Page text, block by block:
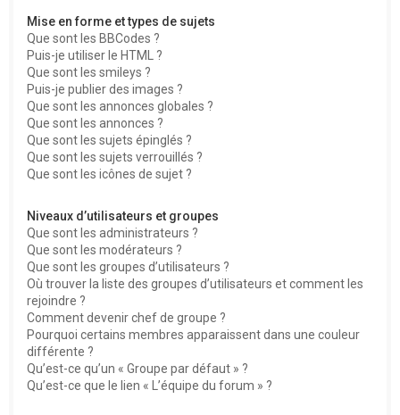
Mise en forme et types de sujets
Que sont les BBCodes ?
Puis-je utiliser le HTML ?
Que sont les smileys ?
Puis-je publier des images ?
Que sont les annonces globales ?
Que sont les annonces ?
Que sont les sujets épinglés ?
Que sont les sujets verrouillés ?
Que sont les icônes de sujet ?
Niveaux d’utilisateurs et groupes
Que sont les administrateurs ?
Que sont les modérateurs ?
Que sont les groupes d’utilisateurs ?
Où trouver la liste des groupes d’utilisateurs et comment les
rejoindre ?
Comment devenir chef de groupe ?
Pourquoi certains membres apparaissent dans une couleur
différente ?
Qu’est-ce qu’un « Groupe par défaut » ?
Qu’est-ce que le lien « L’équipe du forum » ?